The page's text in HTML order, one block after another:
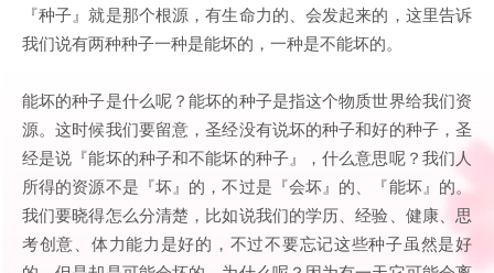
『种子』就是那个根源，有生命力的、会发起来的，这里告诉
我们说有两种种子一种是能坏的，一种是不能坏的。
能坏的种子是什么呢？能坏的种子是指这个物质世界给我们资
源。这时候我们要留意，圣经没有说坏的种子和好的种子，圣
经是说『能坏的种子和不能坏的种子』，什么意思呢？我们人
所得的资源不是『坏』的，不过是『会坏』的、『能坏』的。
我们要晓得怎么分清楚，比如说我们的学历、经验、健康、思
考创意、体力能力是好的，不过不要忘记这些种子虽然是好